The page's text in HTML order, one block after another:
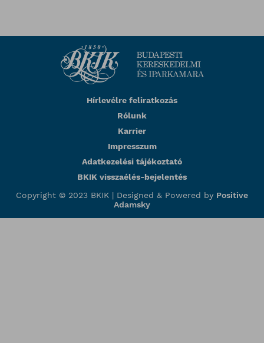
Hírlevélre feliratkozás
Rólunk
Karrier
Impresszum
Adatkezelési tájékoztató
BKIK visszaélés-bejelentés
Copyright © 2023 BKIK | Designed & Powered by Positive
Adamsky